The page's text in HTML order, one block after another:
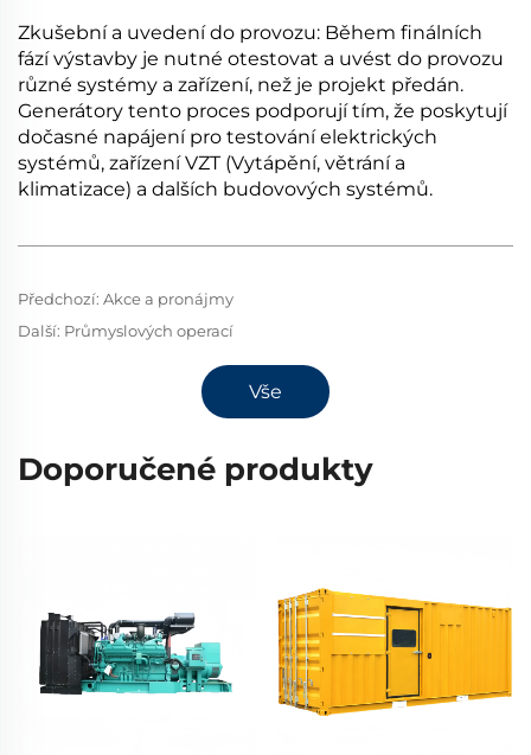
Zkušební a uvedení do provozu: Během finálních
fází výstavby je nutné otestovat a uvést do provozu
různé systémy a zařízení, než je projekt předán.
Generátory tento proces podporují tím, že poskytují
dočasné napájení pro testování elektrických
systémů, zařízení VZT (Vytápění, větrání a
klimatizace) a dalších budovových systémů.
Předchozí: Akce a pronájmy
Další: Průmyslových operací
Vše
Doporučené produkty